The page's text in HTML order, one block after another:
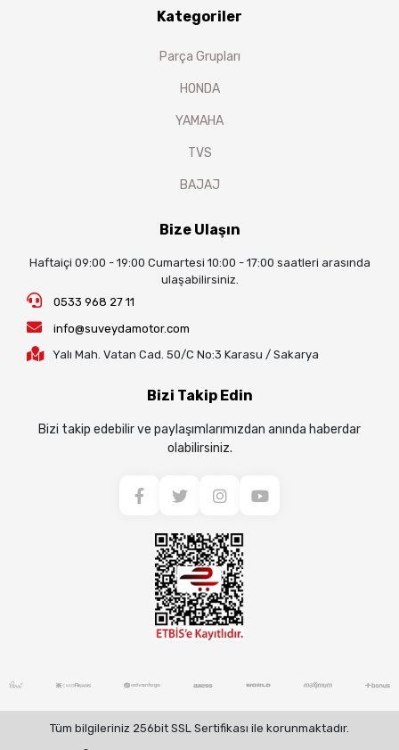
Kategoriler
Parça Grupları
HONDA
YAMAHA
TVS
BAJAJ
Bize Ulaşın
Haftaiçi 09:00 - 19:00 Cumartesi 10:00 - 17:00 saatleri arasında
ulaşabilirsiniz.
0533 968 27 11
info@suveydamotor.com
Yalı Mah. Vatan Cad. 50/C No:3 Karasu / Sakarya
Bizi Takip Edin
Bizi takip edebilir ve paylaşımlarımızdan anında haberdar
olabilirsiniz.
Tüm bilgileriniz 256bit SSL Sertifikası ile korunmaktadır.